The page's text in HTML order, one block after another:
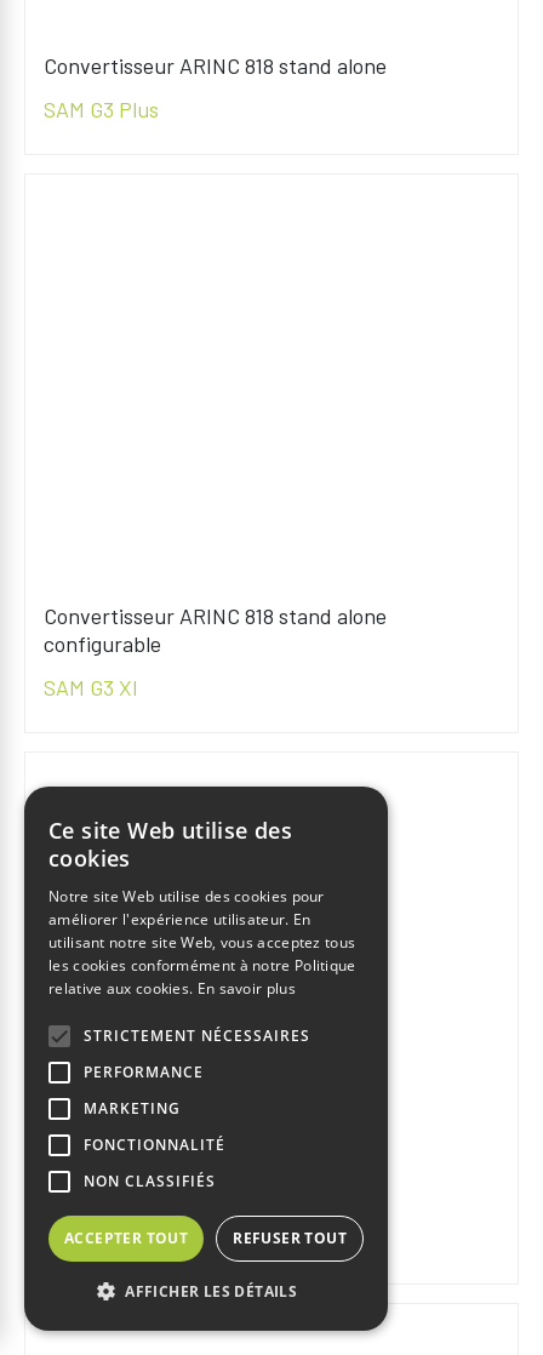
Convertisseur ARINC 818 stand alone
SAM G3 Plus
Convertisseur ARINC 818 stand alone
configurable
SAM G3 XI
IP Core ARINC 818
Atomic IP Core
Ce site Web utilise des
cookies
Notre site Web utilise des cookies pour
améliorer l'expérience utilisateur. En
utilisant notre site Web, vous acceptez tous
les cookies conformément à notre Politique
relative aux cookies. En savoir plus
STRICTEMENT NÉCESSAIRES
PERFORMANCE
MARKETING
FONCTIONNALITÉ
NON CLASSIFIÉS
ACCEPTER TOUT REFUSER TOUT
AFFICHER LES DÉTAILS